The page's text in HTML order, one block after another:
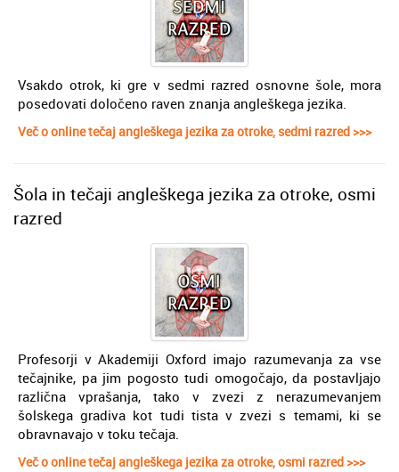
Vsakdo otrok, ki gre v sedmi razred osnovne šole, mora
posedovati določeno raven znanja angleškega jezika.
Več o online tečaj angleškega jezika za otroke, sedmi razred >>>
Šola in tečaji angleškega jezika za otroke, osmi
razred
Profesorji v Akademiji Oxford imajo razumevanja za vse
tečajnike, pa jim pogosto tudi omogočajo, da postavljajo
različna vprašanja, tako v zvezi z nerazumevanjem
šolskega gradiva kot tudi tista v zvezi s temami, ki se
obravnavajo v toku tečaja.
Več o online tečaj angleškega jezika za otroke, osmi razred >>>